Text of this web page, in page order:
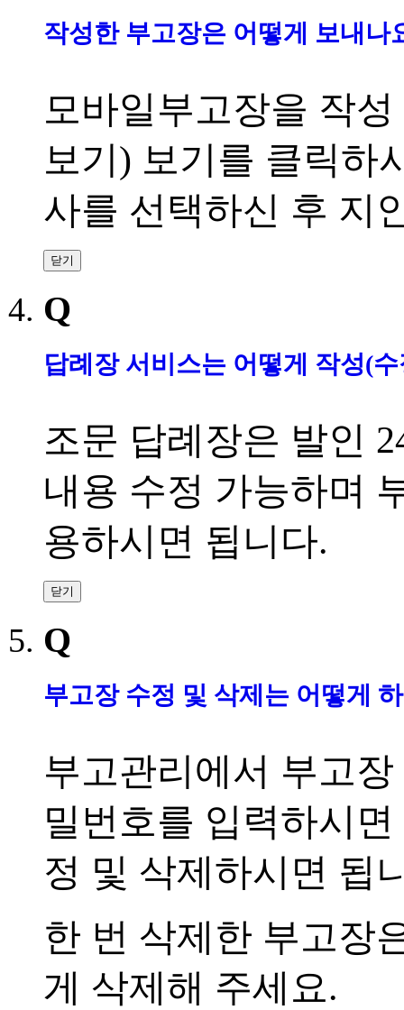
작성한 부고장은 어떻게 보내나
모바일부고장을 작
보기 ) 보기를 클릭하
사를 선택하신 후 지
닫기
Q
답례장 서비스는 어떻게 작성(
조문 답례장은 발인
내용 수정 가능하며
용하시면 됩니다.
닫기
Q
부고장 수정 및 삭제는 어떻게
부고관리에서 부고
밀번호를 입력하시
정 및 삭제하시면 됩
한 번 삭제한 부고장
게 삭제해 주세요.